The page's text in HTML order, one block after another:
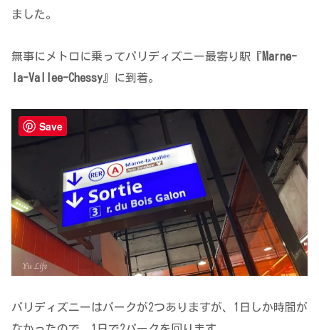
ました。
無事にメトロに乗ってパリディズニー最寄り駅『Marne-
la-Vallee-Chessy 』に到着。
パリディズニーはパークが2つありますが、1日しか時間が
Save